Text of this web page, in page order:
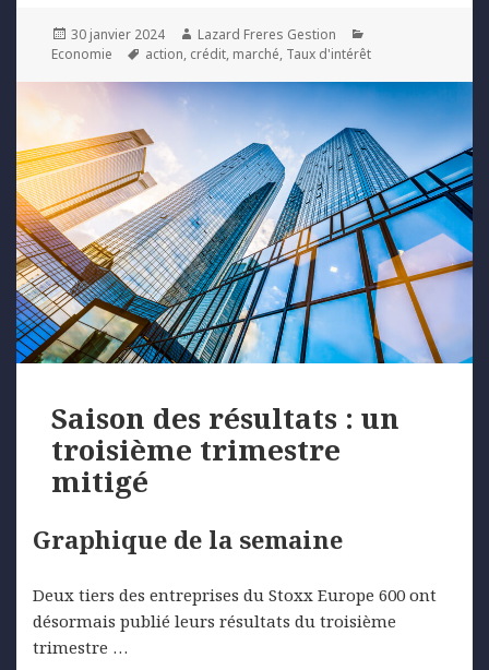
Posted
on
30 janvier 2024 Author
Lazard Freres Gestion
Economie
Tags
action, crédit, marché, Taux d'intérêt
Saison des résultats : un
troisième trimestre
mitigé
Graphique de la semaine
Deux tiers des entreprises du Stoxx Europe 600 ont
désormais publié leurs résultats du troisième
trimestre …